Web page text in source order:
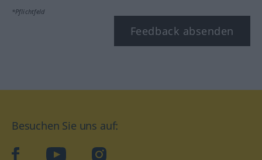
*Pflichtfeld
Feedback absenden
Besuchen Sie uns auf:
facebookYouTube Instagram